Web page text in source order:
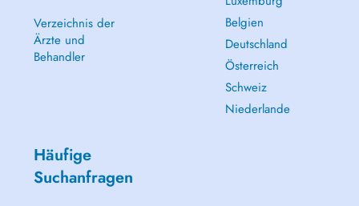
Verzeichnis der
Ärzte und
Behandler
Belgien
Deutschland
Österreich
Schweiz
Niederlande
Häufige
Suchanfragen